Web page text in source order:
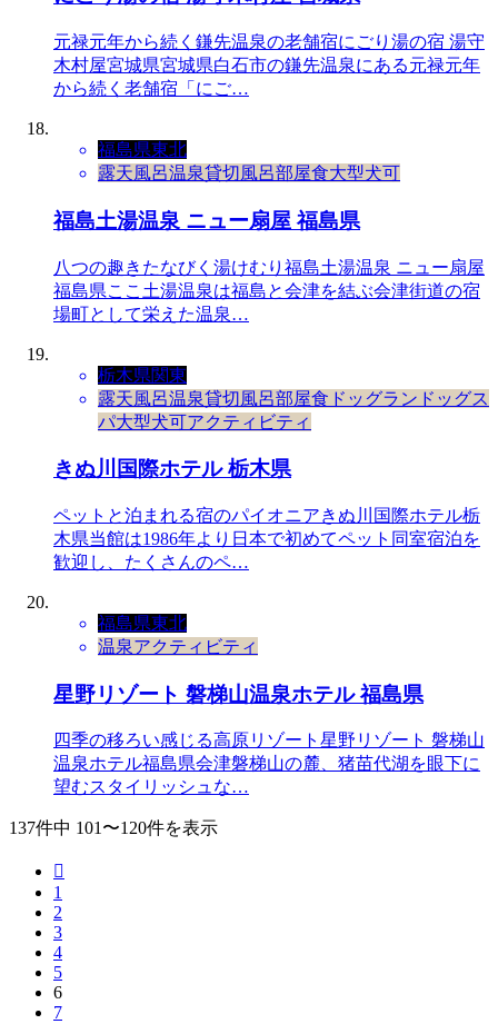
元禄元年から続く鎌先温泉の老舗宿にごり湯の宿 湯守
木村屋宮城県宮城県白石市の鎌先温泉にある元禄元年
から続く老舗宿「にご…
福島県東北
露天風呂温泉貸切風呂部屋食大型犬可
福島土湯温泉 ニュー扇屋 福島県
八つの趣きたなびく湯けむり福島土湯温泉 ニュー扇屋
福島県ここ土湯温泉は福島と会津を結ぶ会津街道の宿
場町として栄えた温泉…
栃木県関東
露天風呂温泉貸切風呂部屋食 ドッグラン ドッグス
パ大型犬可アクティビティ
きぬ川国際ホテル 栃木県
ペットと泊まれる宿のパイオニアきぬ川国際ホテル栃
木県当館は1986年より日本で初めてペット同室宿泊を
歓迎し、たくさんのペ…
福島県東北
温泉アクティビティ
星野リゾート 磐梯山温泉ホテル 福島県
四季の移ろい感じる高原リゾート星野リゾート 磐梯山
温泉ホテル福島県会津磐梯山の麓、猪苗代湖を眼下に
望むスタイリッシュな…
137件中 101〜120件を表示

1
2
3
4
5
6
7